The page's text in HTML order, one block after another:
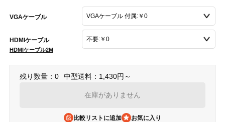
VGAケーブル
HDMIケーブル
HDMIケーブル2M
残り数量：0 中型送料：1,430円～
在庫がありません
比較リストに追加